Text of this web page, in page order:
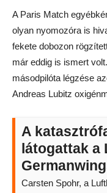
A Paris Match
olyan nyomozóra is
fekete dobozon
már eddig is ismert
másodpilóta légzése
Andreas Lubitz
A
látogattak a
Carsten Spohr, a